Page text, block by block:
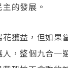
的發展。
獲益，但如果
，整個九合一